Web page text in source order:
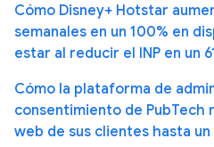
Cómo Disney+ Hotstar
semanales en un 100% en
estar al reducir el INP en un
Cómo la plataforma de
consentimiento de PubTech
web de sus clientes hasta